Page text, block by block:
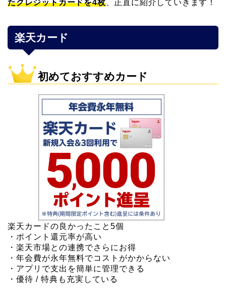
たクレジットカードを4枚、正直に紹介していきます！
楽天カード
初めておすすめカード
楽天カードの良かったこと5個
・ポイント還元率が高い
・楽天市場との連携でさらにお得
・年会費が永年無料でコストがかからない
・アプリで支出を簡単に管理できる
・優待 / 特典も充実している